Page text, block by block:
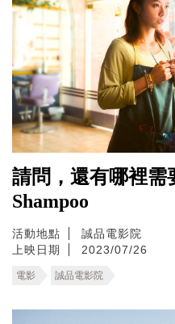
請問，還有哪裡需
Shampoo
活動地點
誠品電影院
上映日期
2023/07/26
電影 誠品電影院